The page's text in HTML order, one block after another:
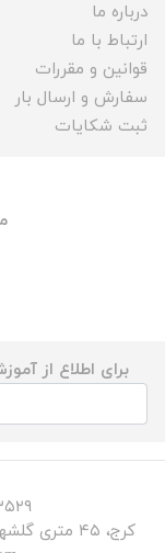
درباره ما
ارتباط با ما
قوانین و مقررات
سفارش و ارسال بار
ثبت شکایات
برای اطلاع از
کرج، ۴۵ متری گلشهر، خیابان کوکب شرقی، عکس و فیلم مکث